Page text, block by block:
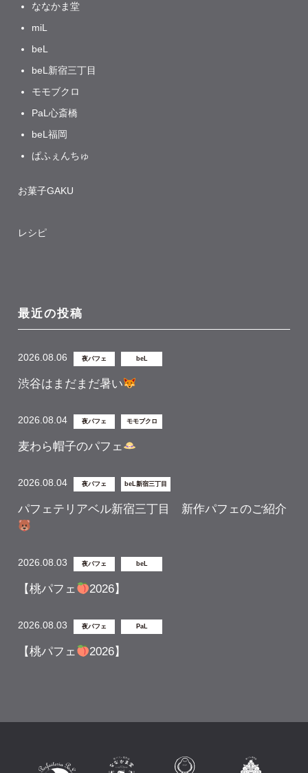
ななかま堂
miL
beL
beL新宿三丁目
モモブクロ
PaL心斎橋
beL福岡
ぱふぇんちゅ
お菓子GAKU
レシピ
最近の投稿
2026.08.06 夜パフェ beL
渋谷はまだまだ暑い
2026.08.04 夜パフェ モモブクロ
麦わら帽子のパフェ
2026.08.04 夜パフェ beL新宿三丁目
パフェテリアベル新宿三丁目 新作パフェのご紹介
2026.08.03 夜パフェ beL
【桃パフェ 2026】
2026.08.03 夜パフェ PaL
【桃パフェ 2026】